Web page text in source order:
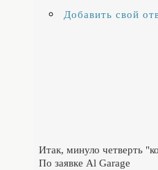
Добавить свой
Итак, минуло четверть
По заявке Al Garage